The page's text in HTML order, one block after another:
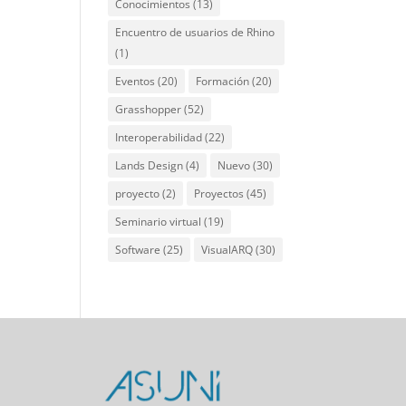
Conocimientos (13)
Encuentro de usuarios de Rhino
(1)
Eventos (20) Formación(20)
Grasshopper(52)
Interoperabilidad(22)
Lands Design(4) Nuevo(30)
proyecto(2) Proyectos (45)
Seminario virtual (19)
Software (25) VisualARQ(30)